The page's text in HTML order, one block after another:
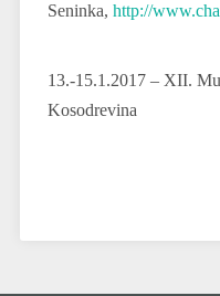
Seninka, http://
13.-15.1.2017 – XII.
Kosodrevina